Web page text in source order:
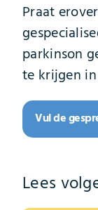
Praat
parkinson
te krijgen
Vul de
Lees